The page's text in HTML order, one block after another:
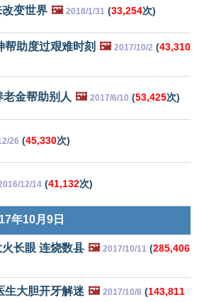
变世界 🖼️ 2018/1/31 (33,254次)
帮助度过艰难时刻 🖼️ 2017/10/2 (43,310
金帮助别人 🖼️ 2017/6/10 (53,425次)
26 (45,330次)
12/14 (41,132次)
年10月9日
长眼 连烧数县 🖼️ 2017/10/11 (285,406
生大胆开牙解迷 🖼️ 2017/10/8 (143,811